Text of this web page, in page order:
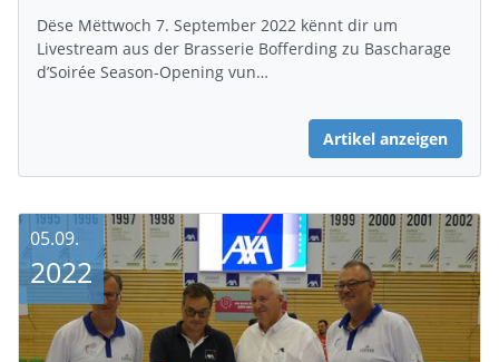
Dëse Mëttwoch 7. September 2022 kënnt dir um
Livestream aus der Brasserie Bofferding zu Bascharage
d’Soirée Season-Opening vun…
Artikel anzeigen
05.09.
2022